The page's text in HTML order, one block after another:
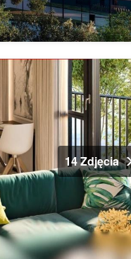
14 Zdjęcia